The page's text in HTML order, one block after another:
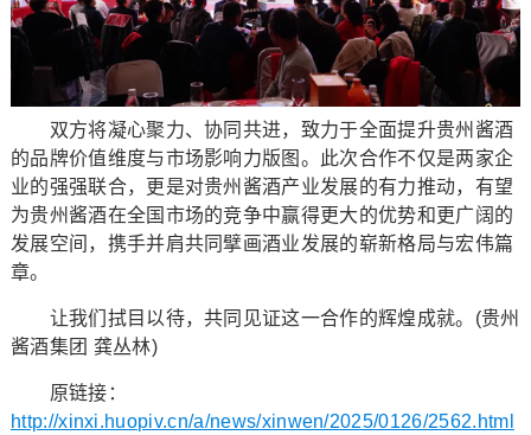
双方将凝心聚力、协同共进，致力于全面提升贵州酱酒
的品牌价值维度与市场影响力版图。此次合作不仅是两家企
业的强强联合，更是对贵州酱酒产业发展的有力推动，有望
为贵州酱酒在全国市场的竞争中赢得更大的优势和更广阔的
发展空间，携手并肩共同擘画酒业发展的崭新格局与宏伟篇
章。
让我们拭目以待，共同见证这一合作的辉煌成就。(贵州
酱酒集团 龚丛林)
原链接：
http://xinxi.huopiv.cn/a/news/xinwen/2025/0126/2562.html